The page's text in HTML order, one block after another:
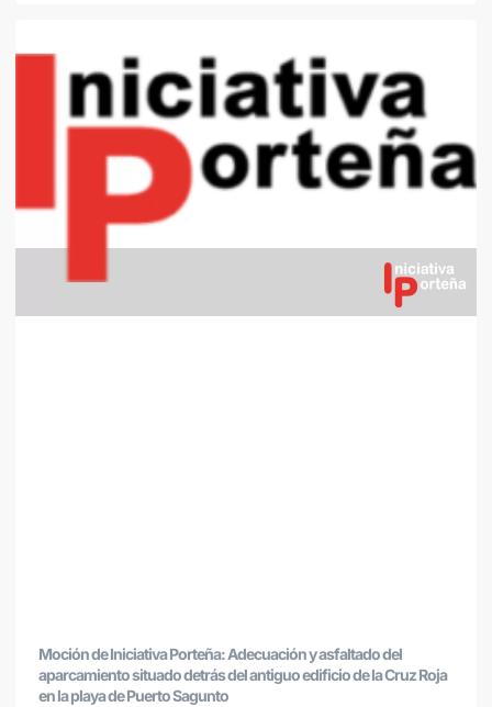
Moción de Iniciativa Porteña: Adecuación y asfaltado del
aparcamiento situado detrás del antiguo edificio de la Cruz Roja
en la playa de Puerto Sagunto